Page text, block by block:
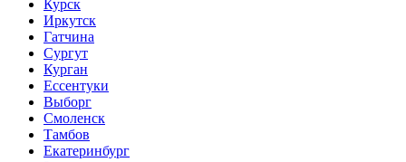
Курск
Иркутск
Гатчина
Сургут
Курган
Ессентуки
Выборг
Смоленск
Тамбов
Екатеринбург